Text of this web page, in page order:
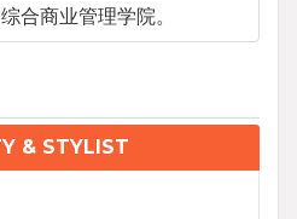
合商业管理学院。
& STYLIST